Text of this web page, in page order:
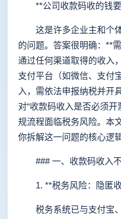
**公司收款码收的钱要
这是许多企业主和个体
的问题。答案很明确：**
通过任何渠道取得的收入
支付平台（如微信、支付
入，需依法申报纳税并开
对“收款码收入是否必须
规流程面临税务风险。本
你拆解这一问题的核心逻辑
### 一、收款码收入不
1. **税务风险：隐匿收
税务系统已与支付宝、